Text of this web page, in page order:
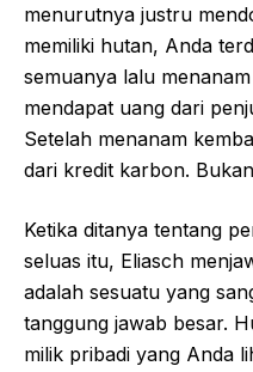
menurutnya justru
memiliki hutan, Anda
semuanya lalu
mendapat uang dari
Setelah menanam
dari kredit karbon.
Ketika ditanya tentang
seluas itu, Eliasch
adalah sesuatu yang
tanggung jawab besar.
milik pribadi yang Anda